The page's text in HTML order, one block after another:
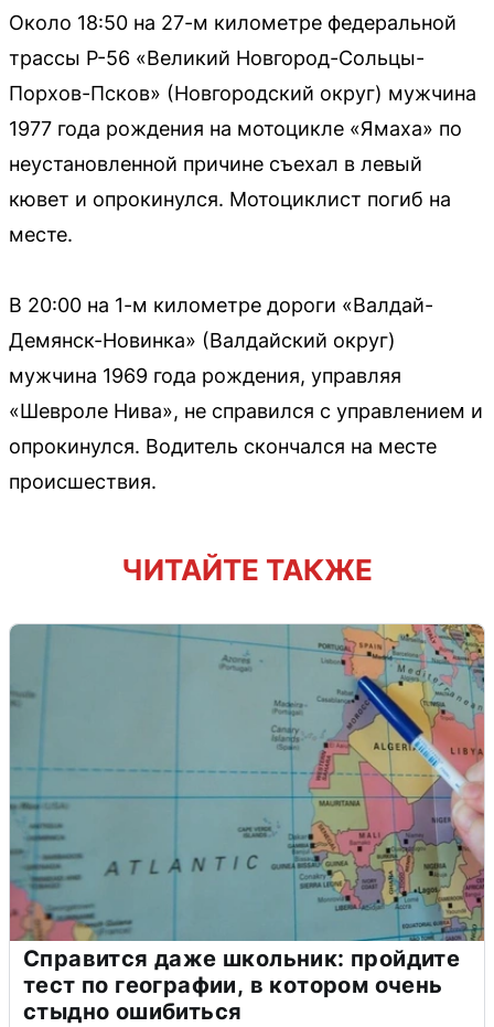
Около 18:50 на 27-м километре федеральной
трассы Р-56 «Великий Новгород-Сольцы-
Порхов-Псков» (Новгородский округ) мужчина
1977 года рождения на мотоцикле «Ямаха» по
неустановленной причине съехал в левый
кювет и опрокинулся. Мотоциклист погиб на
месте.
В 20:00 на 1-м километре дороги «Валдай-
Демянск-Новинка» (Валдайский округ)
мужчина 1969 года рождения, управляя
«Шевроле Нива», не справился с управлением и
опрокинулся. Водитель скончался на месте
происшествия.
ЧИТАЙТЕ ТАКЖЕ
Справится даже школьник: пройдите
тест по географии, в котором очень
стыдно ошибиться